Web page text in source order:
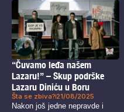
“Čuvamo leđa našem
Lazaru!” – Skup podrške
Lazaru Diniću u Boru
Šta se zbiva? 21/08/2025
Nakon još jedne nepravde i